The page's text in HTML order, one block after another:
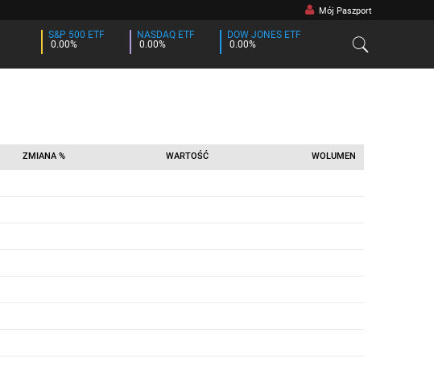
Mój Paszport
S&P 500 ETF
0.00%
NASDAQ ETF
0.00%
DOW JONES ETF
0.00%
ZMIANA % WARTOŚĆ WOLUMEN